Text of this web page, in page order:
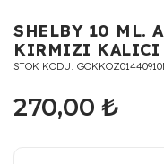
SHELBY 10 ML.
KIRMIZI KALICI
STOK KODU
270,00 ₺